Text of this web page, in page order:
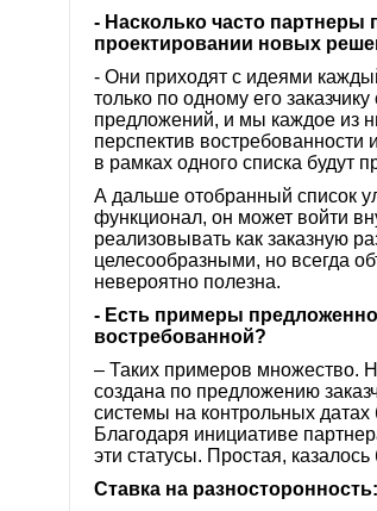
- Насколько часто
проектировании новых
- Они приходят с идеями
только по одному его
предложений, и мы каждое из
перспектив востребованности
в рамках одного списка будут
А дальше отобранный список
функционал, он может войти
реализовывать как заказную
целесообразными, но всегда
невероятно полезна.
- Есть примеры
востребованной?
– Таких примеров множество.
создана по предложению
системы на контрольных датах
Благодаря инициативе
эти статусы. Простая,
Ставка на